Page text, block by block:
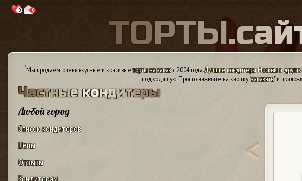
0 0
ТОРТЫ.сай
*Мы продаем очень вкусные и красивыеторты на заказс 2004 года.Лучшие кондитеры Москвы и других
подходящую. Просто нажмите на кнопку "заказать" и
Частные кондитеры
Любой город
Список кондитеров
Цены
Отзывы
Кондитерам